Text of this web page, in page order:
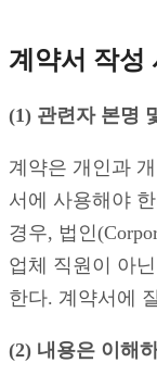
계약서 작성
(1) 관련자 본명
계약은 개인과
서에 사용해야
경우, 법인
업체 직원이 아
한다. 계약서에
(2) 내용은 이해